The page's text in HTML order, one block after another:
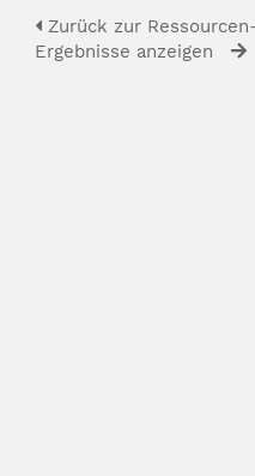
Zurück zur
Ergebnisse anzeigen